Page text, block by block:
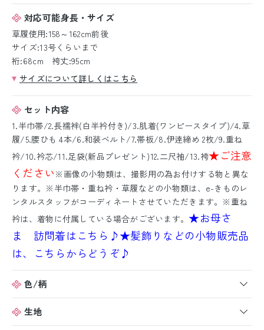
対応可能身長・サイズ
草履使用:158～162cm前後
サイズ:13号くらいまで
裄:68cm 袴丈:95cm
サイズについて詳しくはこちら
セット内容
1.半巾帯/2.長襦袢(白半衿付き)/3.肌着(ワンピースタイプ)/4.草
履/5.腰ひも 4本/6.和装ベルト/7.帯板/8.伊逹締め 2枚/9.重ね
衿/10.衿芯/11.足袋(新品プレゼント)12.二尺袖/13.袴★ご注意
ください ※画像の小物類は、撮影用の為お付けする物と異な
ります。※半巾帯・重ね衿・草履などの小物類は、e-きものレ
ンタルスタッフがコーディネートさせていただきます。※重ね
衿は、着物に付属している場合がございます。★お母さ
ま 訪問着はこちら♪★髪飾りなどの小物販売品
は、こちらからどうぞ♪
色/柄
生地